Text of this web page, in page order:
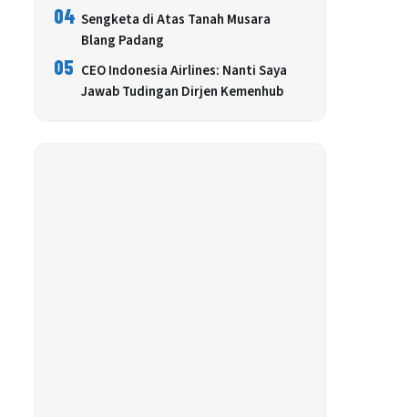
04 Sengketa di Atas Tanah Musara
Blang Padang
05 CEO Indonesia Airlines: Nanti Saya
Jawab Tudingan Dirjen Kemenhub